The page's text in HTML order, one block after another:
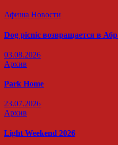
Афиша Новости
Dog picnic возвращается в
03.08.2026
Архив
Park Home
23.07.2026
Архив
Light Weekend 2026